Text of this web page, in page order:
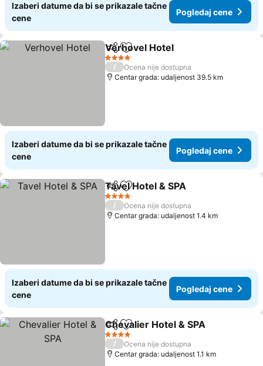
Izaberi datume da bi se prikazale tačne
cene
Pogledaj cene
Deli Dodati u favorite
Verhovel Hotel
4 Zvezdice
/
Ocena nije dostupna
Centar grada: udaljenost 39.5 km
Izaberi datume da bi se prikazale tačne
cene
Pogledaj cene
Deli Dodati u favorite
Tavel Hotel & SPA
4 Zvezdice
/
Ocena nije dostupna
Centar grada: udaljenost 1.4 km
Izaberi datume da bi se prikazale tačne
cene
Pogledaj cene
Deli Dodati u favorite
Chevalier Hotel & SPA
4 Zvezdice
/
Ocena nije dostupna
Centar grada: udaljenost 1.1 km